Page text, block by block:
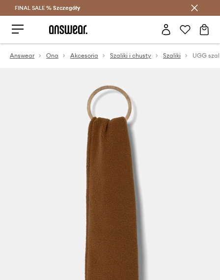
Oszczędzaj z Answear Club >
FINAL SALE % Szczegóły
Answear Ona Akcesoria Szaliki i chusty Szaliki UGG